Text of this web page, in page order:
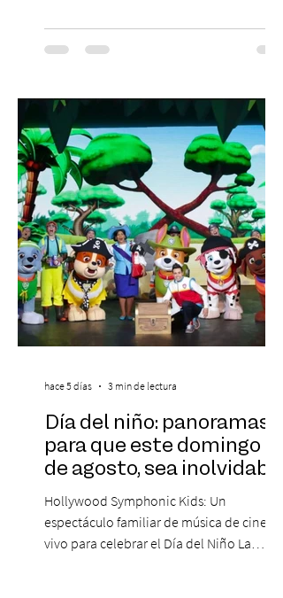
para mejorar los procesos de selección
laboral en Chile. En un contexto donde el
experiencias laborales forman parte de la
realidad de miles de trabajadores, Trabajo
de Monos – Reflexiones de la Selva
Corporativa, del autor Mauricio Eduardo
Medina, ha trascendido el ámbito editorial
Día del niño: panoramas
para que este domingo 09
de agosto, sea inolvidable
Hollywood Symphonic Kids: Un
espectáculo familiar de música de cine en
vivo para celebrar el Día del Niño La
hace 5 días 3 min de lectura